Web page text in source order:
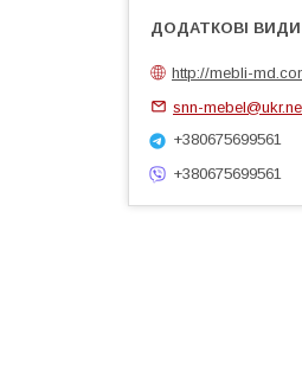
http://mebli-
snn-
+380675699561
+380675699561